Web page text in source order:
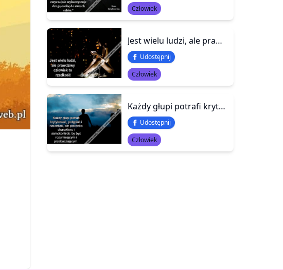
Człowiek
Jest wielu ludzi, ale prawdziwy człowiek to rzadkość
Udostępnij
Człowiek
Każdy głupi potrafi krytykować, potępiać i narzekać, ale potrzeba charakteru i samokontroli, by być rozumiejącym i przebaczającym.
Udostępnij
Człowiek